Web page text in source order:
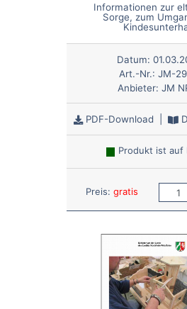
Informationen zur
Sorge, zum
Datum:
Art.-Nr.: JM-
Anbieter: JM
PDF-Download
Produkt ist auf
Preis: gratis Anzahl: